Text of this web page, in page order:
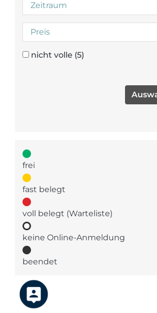
Zeitraum
Preis
nicht volle (5)
frei
fast belegt
voll belegt (Warteliste)
keine Online-Anmeldung
beendet